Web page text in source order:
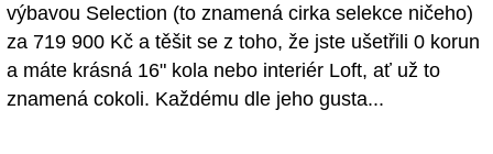
výbavou Selection (to znamená cirka selekce ničeho)
za 719 900 Kč a těšit se z toho, že jste ušetřili 0 korun
a máte krásná 16" kola nebo interiér Loft, ať už to
znamená cokoli. Každému dle jeho gusta...